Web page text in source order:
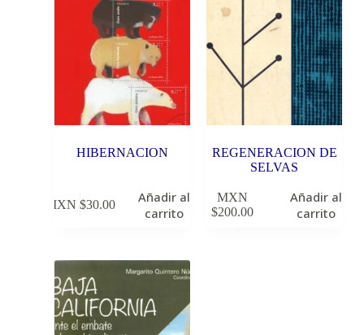
HIBERNACION
MXN $30.00
Añadir al
carrito
REGENERACION DE
SELVAS
MXN
$200.00
Añadir al
carrito